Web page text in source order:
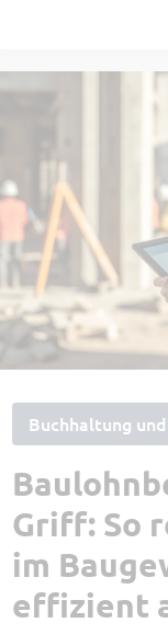
Buchhaltung
Griff: So
im
effizient